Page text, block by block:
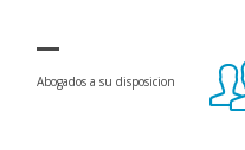
Abogados a su disposicion